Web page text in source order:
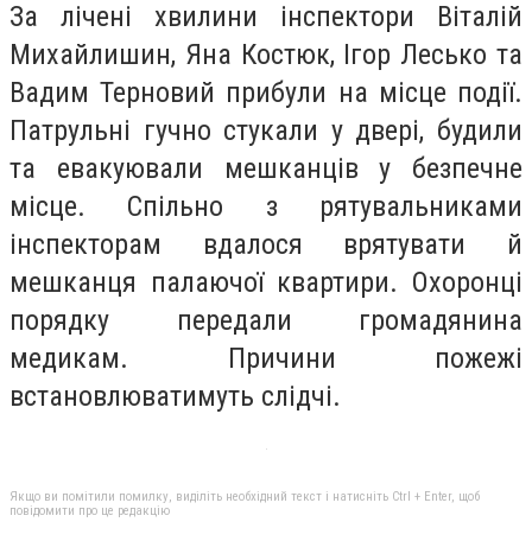
За лічені хвилини інспектори Віталій
Михайлишин, Яна Костюк, Ігор Лесько та
Вадим Терновий прибули на місце події.
Патрульні гучно стукали у двері, будили
та евакуювали мешканців у безпечне
місце. Спільно з рятувальниками
інспекторам вдалося врятувати й
мешканця палаючої квартири. Охоронці
порядку передали громадянина
медикам. Причини пожежі
встановлюватимуть слідчі.
Якщо ви помітили помилку, виділіть необхідний текст і натисніть Ctrl + Enter, щоб
повідомити про це редакцію